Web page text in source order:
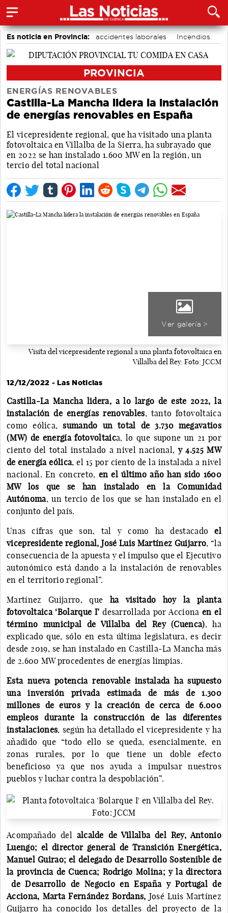
Es noticia en Provincia: accidentes laborales
Incendios
Medio Ambiente
PROVINCIA
ENERGÍAS RENOVABLES
Castilla-La Mancha lidera la instalación
de energías renovables en España
El vicepresidente regional, que ha visitado una planta
fotovoltaica en Villalba de la Sierra, ha subrayado que
en 2022 se han instalado 1.600 MW en la región, un
tercio del total nacional
Ver galería >
Visita del vicepresidente regional a una planta fotovoltaica en
Villalba del Rey. Foto: JCCM
12/12/2022 - Las Noticias
Castilla-La Mancha lidera, a lo largo de este 2022, la
instalación de energías renovables, tanto fotovoltaica
como eólica, sumando un total de 3.730 megavatios
(MW) de energía fotovoltaica, lo que supone un 21 por
ciento del total instalado a nivel nacional, y 4.525 MW
de energía eólica, el 15 por ciento de la instalada a nivel
nacional. En concreto, en el último año han sido 1600
MW los que se han instalado en la Comunidad
Autónoma, un tercio de los que se han instalado en el
conjunto del país.
Unas cifras que son, tal y como ha destacadoel
vicepresidente regional, José Luis Martínez Guijarro, “la
consecuencia de la apuesta y el impulso que el Ejecutivo
autonómico está dando a la instalación de renovables
en el territorio regional”.
Martínez Guijarro, que ha visitado hoy la planta
fotovoltaica ‘Bolarque I’ desarrollada por Accionaen el
término municipal de Villalba del Rey (Cuenca), ha
explicado que, sólo en esta última legislatura, es decir
desde 2019, se han instalado en Castilla-La Mancha más
de 2.600 MW procedentes de energías limpias.
Esta nueva potencia renovable instalada ha supuesto
una inversión privada estimada de más de 1.300
millones de euros y la creación de cerca de 6.000
empleos durante la construcción de las diferentes
instalaciones, según ha detallado el vicepresidente y ha
añadido que “todo ello se queda, esencialmente, en
zonas rurales, por lo que tiene un doble efecto
beneficioso ya que nos ayuda a impulsar nuestros
pueblos y luchar contra la despoblación”.
Acompañado del alcalde de Villalba del Rey, Antonio
Luengo; el director general de Transición Energética,
Manuel Guirao; el delegado de Desarrollo Sostenible de
la provincia de Cuenca; Rodrigo Molina; y la directora
de Desarrollo de Negocio en España y Portugal de
Acciona, Marta Fernández Bordans, José Luis Martínez
Guijarro ha conocido los detalles del proyecto de la